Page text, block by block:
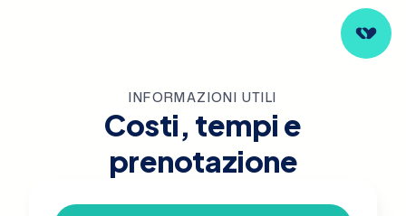
INFORMAZIONI UTILI
Costi, tempi e
prenotazione